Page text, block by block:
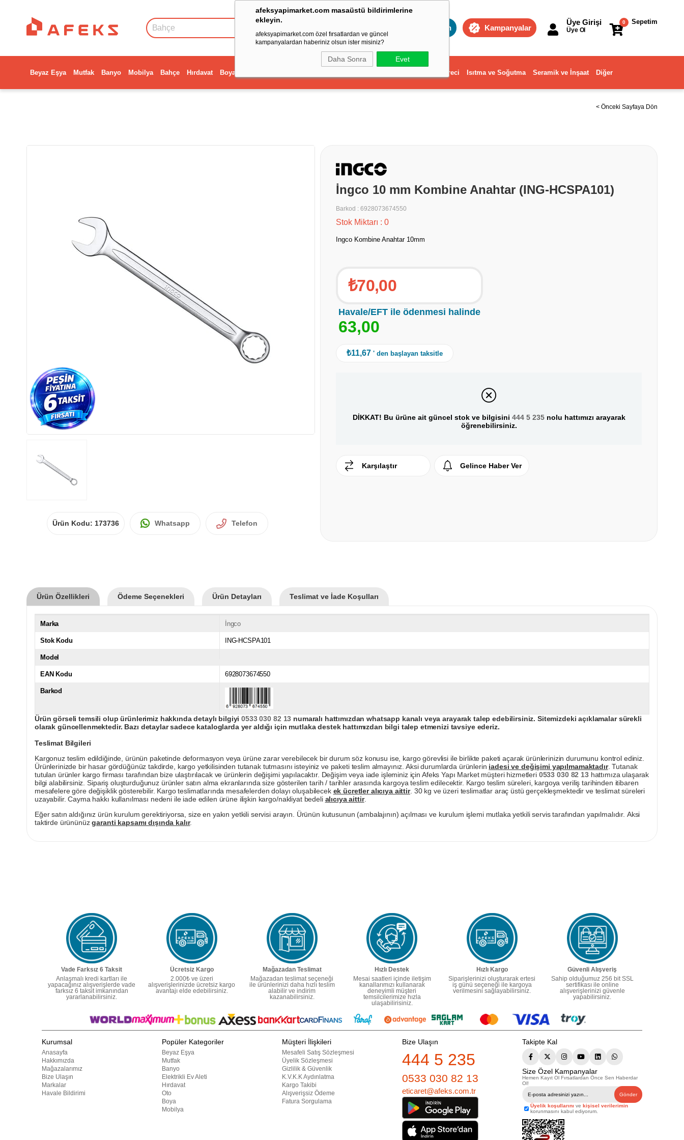
afeksyapimarket.com masaüstü bildirimlerine
ekleyin.
afeksyapimarket.com özel fırsatlardan ve güncel
kampanyalardan haberiniz olsun ister misiniz?
Daha Sonra Evet
Toptan Kampanyalar
Sepetim
0
Üye Girişi
Üye Ol
Beyaz Eşya Mutfak Banyo Mobilya Bahçe Hırdavat Boya Dekorasyon ve Ev Gereci Isıtma ve Soğutma Seramik ve İnşaat Diğer
< Önceki Sayfaya Dön
Ürün Kodu: 173736 Whatsapp Telefon
İngco 10 mm Kombine Anahtar (ING-HCSPA101)
Barkod : 6928073674550
Stok Miktarı : 0
Ingco Kombine Anahtar 10mm
₺70,00
Havale/EFT ile ödenmesi halinde
63,00
₺11,67 ' den başlayan taksitle
DİKKAT! Bu ürüne ait güncel stok ve bilgisini 444 5 235nolu hattımızı arayarak
öğrenebilirsiniz.
Karşılaştır Gelince Haber Ver
Ürün Özellikleri Ödeme Seçenekleri Ürün Detayları Teslimat ve İade Koşulları
Marka İngco
Stok Kodu ING-HCSPA101
Model
EAN Kodu 6928073674550
Barkod
Ürün görseli temsili olup ürünlerimiz hakkında detaylı bilgiyi0533 030 82 13 numaralı hattımızdan whatsapp kanalı veya arayarak talep edebilirsiniz. Sitemizdeki açıklamalar sürekli
olarak güncellenmektedir. Bazı detaylar sadece kataloglarda yer aldığı için mutlaka destek hattımızdan bilgi talep etmenizi tavsiye ederiz.
Teslimat Bilgileri
Kargonuz teslim edildiğinde, ürünün paketinde deformasyon veya ürüne zarar verebilecek bir durum söz konusu ise, kargo görevlisi ile birlikte paketi açarak ürünlerinizin durumunu kontrol ediniz.
Ürünlerinizde bir hasar gördüğünüz takdirde, kargo yetkilisinden tutanak tutmasını isteyiniz ve paketi teslim almayınız. Aksi durumlarda ürünlerin iadesi ve değişimi yapılmamaktadır. Tutanak
tutulan ürünler kargo firması tarafından bize ulaştırılacak ve ürünlerin değişimi yapılacaktır. Değişim veya iade işleminiz için Afeks Yapı Market müşteri hizmetleri 0533 030 82 13hattımıza ulaşarak
bilgi alabilirsiniz. Sipariş oluşturduğunuz ürünler satın alma ekranlarında size gösterilen tarih / tarihler arasında kargoya teslim edilecektir. Kargo teslim süreleri, kargoya veriliş tarihinden itibaren
mesafelere göre değişiklik gösterebilir. Kargo teslimatlarında mesafelerden dolayı oluşabilecek ek ücretler alıcıya aittir. 30 kg ve üzeri teslimatlar araç üstü gerçekleşmektedir ve teslimat süreleri
uzayabilir. Cayma hakkı kullanılması nedeni ile iade edilen ürüne ilişkin kargo/nakliyat bedeli alıcıya aittir.
Eğer satın aldığınız ürün kurulum gerektiriyorsa, size en yakın yetkili servisi arayın. Ürünün kutusunun (ambalajının) açılması ve kurulum işlemi mutlaka yetkili servis tarafından yapılmalıdır. Aksi
taktirde ürününüzgaranti kapsamı dışında kalır.
Vade Farksız 6 Taksit
Anlaşmalı kredi kartları ile
yapacağınız alışverişlerde vade
farksız 6 taksit imkanından
yararlanabilirsiniz.
Ücretsiz Kargo
2.000₺ ve üzeri
alışverişlerinizde ücretsiz kargo
avantajı elde edebilirsiniz.
Mağazadan Teslimat
Mağazadan teslimat seçeneği
ile ürünlerinizi daha hızlı teslim
alabilir ve indirim
kazanabilirsiniz.
Hızlı Destek
Mesai saatleri içinde iletişim
kanallarımızı kullanarak
deneyimli müşteri
temsilcilerimize hızla
ulaşabilirisiniz.
Hızlı Kargo
Siparişlerinizi oluşturarak ertesi
iş günü seçeneği ile kargoya
verilmesini sağlayabilirsiniz.
Güvenli Alışveriş
Sahip olduğumuz 256 bit SSL
sertifikası ile online
alışverişlerinizi güvenle
yapabilirsiniz.
Kurumsal
Anasayfa
Hakkımızda
Mağazalarımız
Bize Ulaşın
Markalar
Havale Bildirimi
Popüler Kategoriler
Beyaz Eşya
Mutfak
Banyo
Elektrikli Ev Aleti
Hırdavat
Oto
Boya
Mobilya
Müşteri İlişkileri
Mesafeli Satış Sözleşmesi
Üyelik Sözleşmesi
Gizlilik & Güvenlik
K.V.K.K Aydınlatma
Kargo Takibi
Alışverişsiz Ödeme
Fatura Sorgulama
Bize Ulaşın
444 5 235
0533 030 82 13
eticaret@afeks.com.tr
Takipte Kal
Size Özel Kampanyalar
Hemen Kayıt Ol Fırsatlardan Önce Sen Haberdar
Ol!
Gönder
Üyelik koşullarını ve kişisel verilerimin
korunmasını kabul ediyorum.